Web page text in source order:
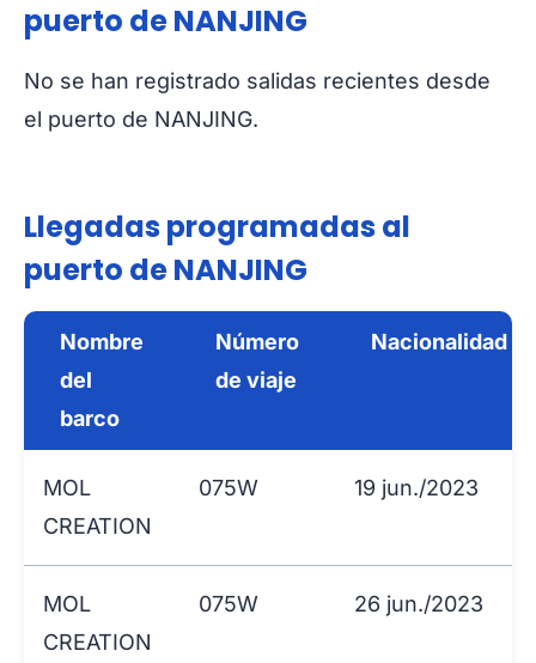
puerto de NANJING
No se han registrado salidas recientes desde
el puerto de NANJING.
Llegadas programadas al
puerto de NANJING
Nombre
del
barco
Número
de viaje
Nacionalidad
MOL
CREATION
075W 19 jun./2023
MOL
CREATION
075W 26 jun./2023